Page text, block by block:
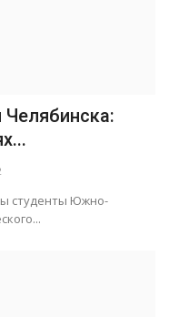
студенты Южно-